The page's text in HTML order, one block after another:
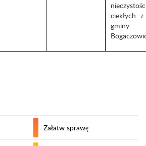
ciekłych
gminy
Załatw sprawę